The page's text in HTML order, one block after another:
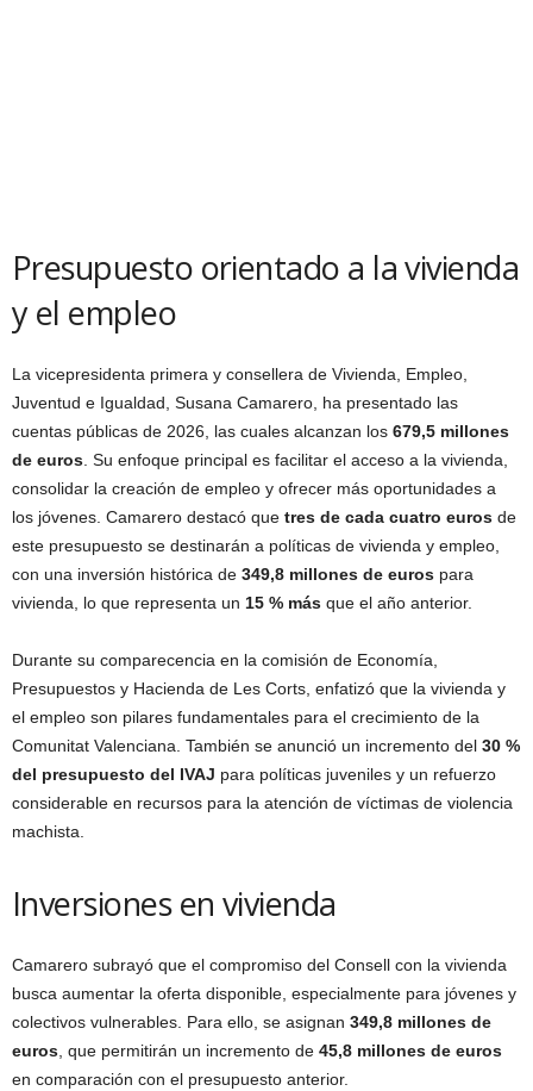
Presupuesto orientado a la vivienda
y el empleo
La vicepresidenta primera y consellera de Vivienda, Empleo,
Juventud e Igualdad, Susana Camarero, ha presentado las
cuentas públicas de 2026, las cuales alcanzan los 679,5 millones
de euros. Su enfoque principal es facilitar el acceso a la vivienda,
consolidar la creación de empleo y ofrecer más oportunidades a
los jóvenes. Camarero destacó que tres de cada cuatro euros de
este presupuesto se destinarán a políticas de vivienda y empleo,
con una inversión histórica de 349,8 millones de euros para
vivienda, lo que representa un 15 % más que el año anterior.
Durante su comparecencia en la comisión de Economía,
Presupuestos y Hacienda de Les Corts, enfatizó que la vivienda y
el empleo son pilares fundamentales para el crecimiento de la
Comunitat Valenciana. También se anunció un incremento del 30 %
del presupuesto del IVAJ para políticas juveniles y un refuerzo
considerable en recursos para la atención de víctimas de violencia
machista.
Inversiones en vivienda
Camarero subrayó que el compromiso del Consell con la vivienda
busca aumentar la oferta disponible, especialmente para jóvenes y
colectivos vulnerables. Para ello, se asignan 349,8 millones de
euros, que permitirán un incremento de 45,8 millones de euros
en comparación con el presupuesto anterior.